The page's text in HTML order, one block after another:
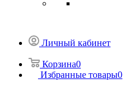
Личный кабинет
Корзина0
Избранные товары0